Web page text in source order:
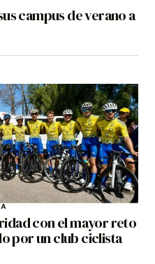
campus de verano a
con el mayor reto
por un club ciclista